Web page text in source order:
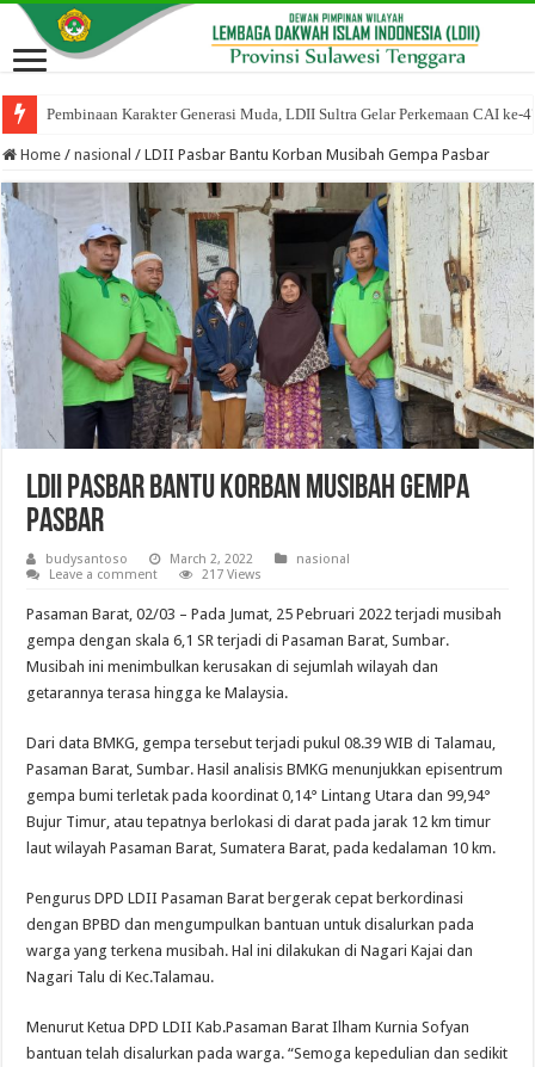
Pembinaan Karakter Generasi Muda, LDII Sultra Gelar Perkemaan CAI ke-
Home / nasional / LDII Pasbar Bantu Korban Musibah Gempa Pasbar
LDII Pasbar Bantu Korban Musibah Gempa
Pasbar
budysantoso March 2, 2022
nasional
Leave a comment
217 Views
Pasaman Barat, 02/03 – Pada Jumat, 25 Pebruari 2022 terjadi musibah
gempa dengan skala 6,1 SR terjadi di Pasaman Barat, Sumbar.
Musibah ini menimbulkan kerusakan di sejumlah wilayah dan
getarannya terasa hingga ke Malaysia.
Dari data BMKG, gempa tersebut terjadi pukul 08.39 WIB di Talamau,
Pasaman Barat, Sumbar. Hasil analisis BMKG menunjukkan episentrum
gempa bumi terletak pada koordinat 0,14° Lintang Utara dan 99,94°
Bujur Timur, atau tepatnya berlokasi di darat pada jarak 12 km timur
laut wilayah Pasaman Barat, Sumatera Barat, pada kedalaman 10 km.
Pengurus DPD LDII Pasaman Barat bergerak cepat berkordinasi
dengan BPBD dan mengumpulkan bantuan untuk disalurkan pada
warga yang terkena musibah. Hal ini dilakukan di Nagari Kajai dan
Nagari Talu di Kec.Talamau.
Menurut Ketua DPD LDII Kab.Pasaman Barat Ilham Kurnia Sofyan
bantuan telah disalurkan pada warga. “Semoga kepedulian dan sedikit